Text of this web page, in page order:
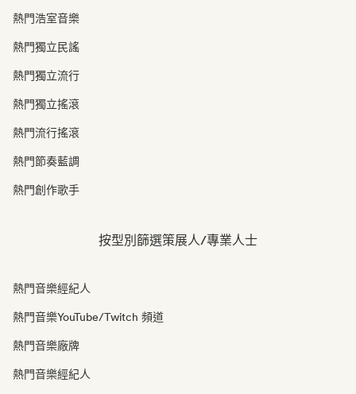
熱門浩室音樂
熱門獨立民謠
熱門獨立流行
熱門獨立搖滾
熱門流行搖滾
熱門節奏藍調
熱門創作歌手
按型別篩選策展人/專業人士
熱門音樂經紀人
熱門音樂YouTube/Twitch 頻道
熱門音樂廠牌
熱門音樂經紀人